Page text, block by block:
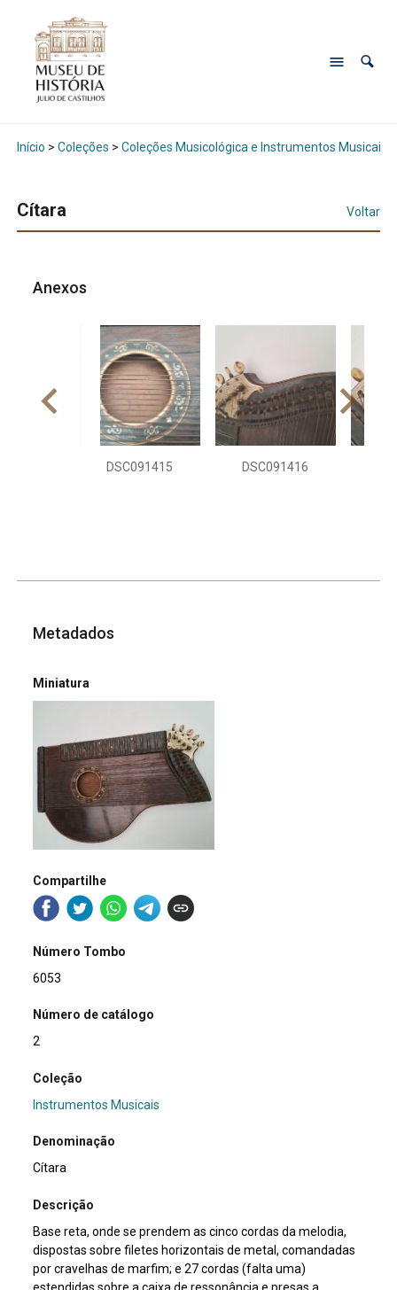
Início > Coleções > Coleções Musicológica e Instrumentos Musicais
Cítara Voltar
Anexos
DSC091415 DSC091416
Metadados
Miniatura
Compartilhe
Número Tombo
6053
Número de catálogo
2
Coleção
Instrumentos Musicais
Denominação
Cítara
Descrição
Base reta, onde se prendem as cinco cordas da melodia,
dispostas sobre filetes horizontais de metal, comandadas
por cravelhas de marfim; e 27 cordas (falta uma)
estendidas sobre a caixa de ressonância e presas a